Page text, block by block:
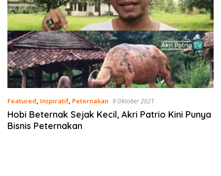
Featured, Inspiratif, Peternakan 9 Oktober 2021
Hobi Beternak Sejak Kecil, Akri Patrio Kini Punya
Bisnis Peternakan